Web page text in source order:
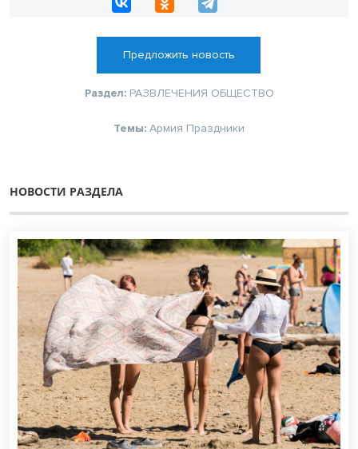
Предложить новость
Раздел: РАЗВЛЕЧЕНИЯ ОБЩЕСТВО
Темы: Армия Праздники
НОВОСТИ РАЗДЕЛА